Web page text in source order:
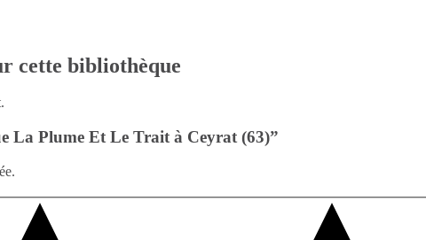
cette bibliothèque
La Plume Et Le Trait à Ceyrat (63)”